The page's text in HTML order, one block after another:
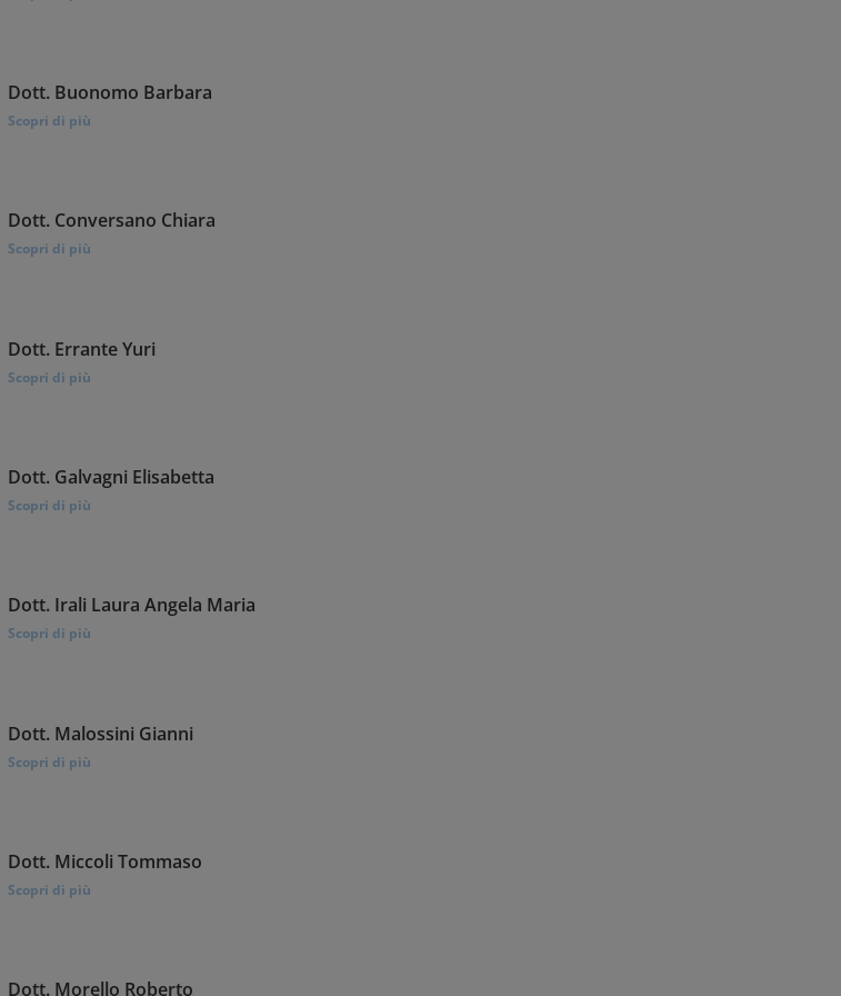
Dott. Buonomo Barbara
Scopri di più
Dott. Conversano Chiara
Scopri di più
Dott. Errante Yuri
Scopri di più
Dott. Galvagni Elisabetta
Scopri di più
Dott. Irali Laura Angela Maria
Scopri di più
Dott. Malossini Gianni
Scopri di più
Dott. Miccoli Tommaso
Scopri di più
Dott. Morello Roberto